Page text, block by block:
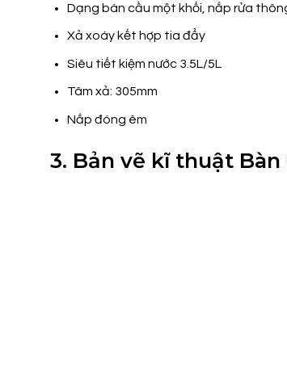
Dạng bàn cầu một khối, nắp rửa
Xả xoáy kết hợp tia đẩy
Siêu tiết kiệm nước 3.5L/5L
Tâm xả: 305mm
Nắp đóng êm
3. Bản vẽ kĩ thuật